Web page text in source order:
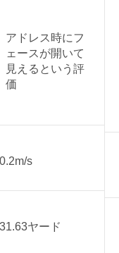
アドレス時にフ
ェースが開いて
見えるという評
価
s
ヤード